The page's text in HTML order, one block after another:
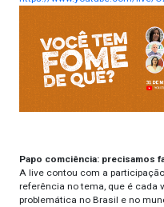
Papo comciência: precisamos
A live contou com a
referência no tema, que é cada
problemática no Brasil e no